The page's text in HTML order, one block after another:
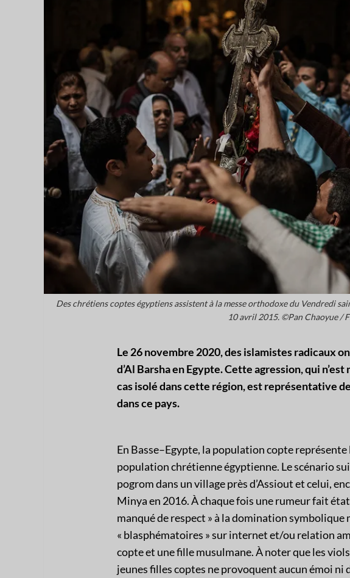
Des chrétiens coptes égyptiens assistent à la messe orthodoxe du Vendredi
10 avril 2015. ©Pan Chaoyue /
Le 26 novembre 2020, des islamistes radicaux
d’Al Barsha en Egypte. Cette agression, qui
cas isolé dans cette région, est représentative
dans ce pays.
En Basse–Egypte, la population copte
population chrétienne égyptienne. Le scénario
pogrom dans un village près d’Assiout et celui,
Minya en 2016. À chaque fois une rumeur fait
manqué de respect » à la domination
« blasphématoires » sur internet et/ou relation
copte et une fille musulmane. À noter que les
jeunes filles coptes ne provoquent aucun émoi ni